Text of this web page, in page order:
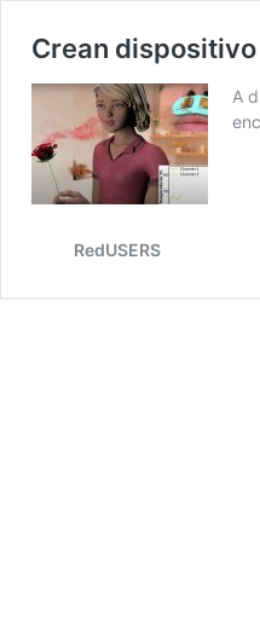
Crean
A
RedUSERS